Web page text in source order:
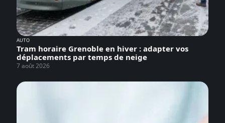
AUTO
Tram horaire Grenoble en hiver : adapter vos
déplacements par temps de neige
7 août 2026